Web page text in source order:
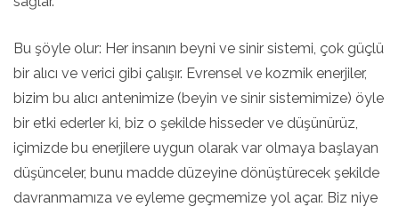
Bu şöyle olur: Her insanın beyni ve sinir sistemi, çok güçlü
bir alıcı ve verici gibi çalışır. Evrensel ve kozmik enerjiler,
bizim bu alıcı antenimize (beyin ve sinir sistemimize) öyle
bir etki ederler ki, biz o şekilde hisseder ve düşünürüz,
içimizde bu enerjilere uygun olarak var olmaya başlayan
düşünceler, bunu madde düzeyine dönüştürecek şekilde
davranmamıza ve eyleme geçmemize yol açar. Biz niye